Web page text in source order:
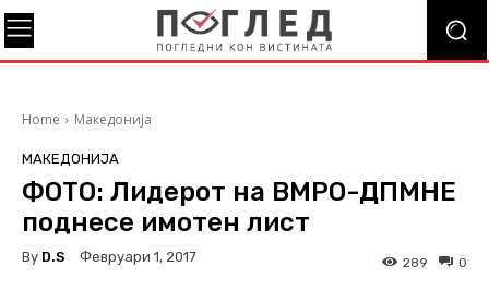
Home Македонија
МАКЕДОНИЈА
ФОТО: Лидерот на ВМРО-ДПМНЕ
поднесе имотен лист
By D.S Февруари 1, 2017 0
289